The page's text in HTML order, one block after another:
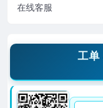
在线客服
工